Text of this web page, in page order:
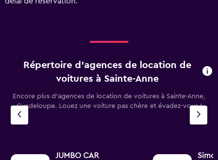
0
Répertoire d’agences de location de
voitures à Sainte-Anne
Encore plus d’agences de location de voitures à Sainte-Anne,
Guadeloupe. Louez une voiture pas chère et évadez-vous !
JUMBO CAR